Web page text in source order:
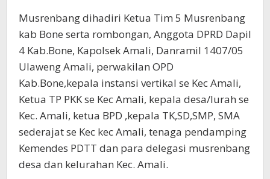
Musrenbang dihadiri Ketua Tim 5 Musrenbang
kab Bone serta rombongan, Anggota DPRD Dapil
4 Kab.Bone, Kapolsek Amali, Danramil 1407/05
Ulaweng Amali, perwakilan OPD
Kab.Bone,kepala instansi vertikal se Kec Amali,
Ketua TP PKK se Kec Amali, kepala desa/lurah se
Kec. Amali, ketua BPD ,kepala TK,SD,SMP, SMA
sederajat se Kec kec Amali, tenaga pendamping
Kemendes PDTT dan para delegasi musrenbang
desa dan kelurahan Kec. Amali.